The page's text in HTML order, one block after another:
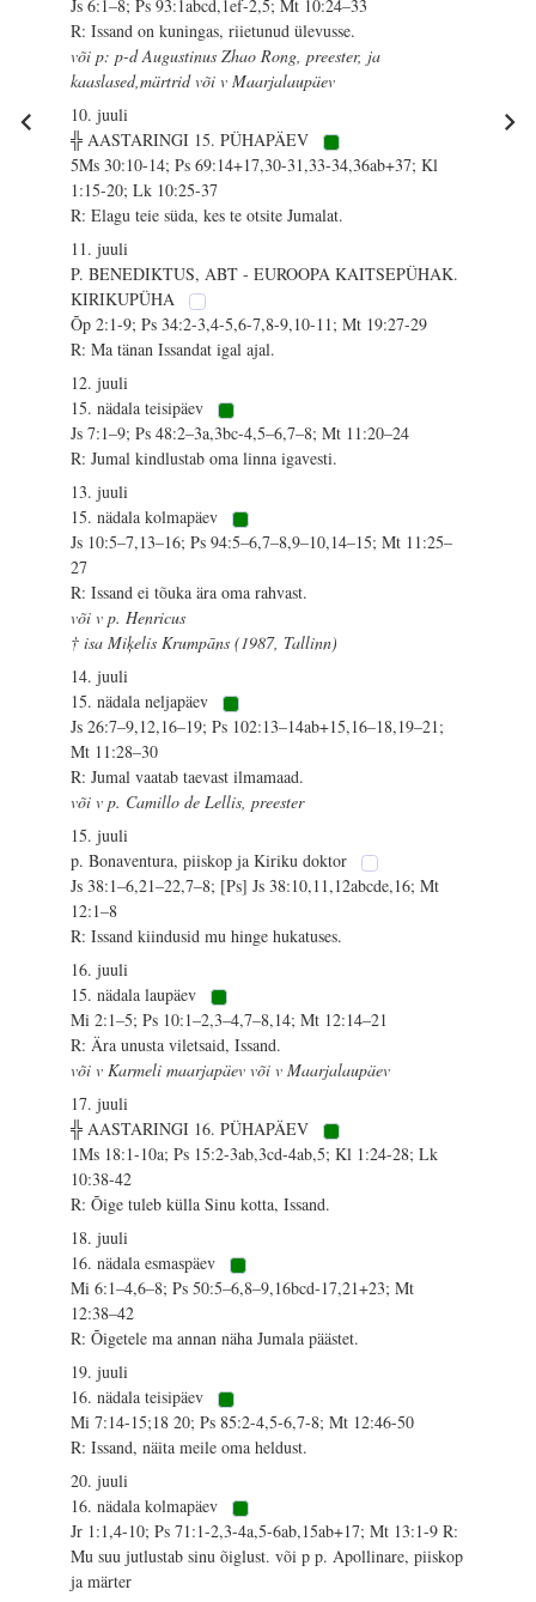
Js 6:1–8; Ps 93:1abcd,1ef-2,5; Mt 10:24–33
R: Issand on kuningas, riietunud ülevusse.
või p: p-d Augustinus Zhao Rong, preester, ja
kaaslased,märtrid või v Maarjalaupäev
10. juuli
╬ AASTARINGI 15. PÜHAPÄEV
5Ms 30:10-14; Ps 69:14+17,30-31,33-34,36ab+37; Kl
1:15-20; Lk 10:25-37
R: Elagu teie süda, kes te otsite Jumalat.
11. juuli
P. BENEDIKTUS, ABT - EUROOPA KAITSEPÜHAK.
KIRIKUPÜHA
Õp 2:1-9; Ps 34:2-3,4-5,6-7,8-9,10-11; Mt 19:27-29
R: Ma tänan Issandat igal ajal.
12. juuli
15. nädala teisipäev
Js 7:1–9; Ps 48:2–3a,3bc-4,5–6,7–8; Mt 11:20–24
R: Jumal kindlustab oma linna igavesti.
13. juuli
15. nädala kolmapäev
Js 10:5–7,13–16; Ps 94:5–6,7–8,9–10,14–15; Mt 11:25–
27
R: Issand ei tõuka ära oma rahvast.
või v p. Henricus
† isa Miķelis Krumpāns (1987, Tallinn)
14. juuli
15. nädala neljapäev
Js 26:7–9,12,16–19; Ps 102:13–14ab+15,16–18,19–21;
Mt 11:28–30
R: Jumal vaatab taevast ilmamaad.
või v p. Camillo de Lellis, preester
15. juuli
p. Bonaventura, piiskop ja Kiriku doktor
Js 38:1–6,21–22,7–8; [Ps] Js 38:10,11,12abcde,16; Mt
12:1–8
R: Issand kiindusid mu hinge hukatuses.
16. juuli
15. nädala laupäev
Mi 2:1–5; Ps 10:1–2,3–4,7–8,14; Mt 12:14–21
R: Ära unusta viletsaid, Issand.
või v Karmeli maarjapäev või v Maarjalaupäev
17. juuli
╬ AASTARINGI 16. PÜHAPÄEV
1Ms 18:1-10a; Ps 15:2-3ab,3cd-4ab,5; Kl 1:24-28; Lk
10:38-42
R: Õige tuleb külla Sinu kotta, Issand.
18. juuli
16. nädala esmaspäev
Mi 6:1–4,6–8; Ps 50:5–6,8–9,16bcd-17,21+23; Mt
12:38–42
R: Õigetele ma annan näha Jumala päästet.
19. juuli
16. nädala teisipäev
Mi 7:14-15;18 20; Ps 85:2-4,5-6,7-8; Mt 12:46-50
R: Issand, näita meile oma heldust.
20. juuli
16. nädala kolmapäev
Jr 1:1,4-10; Ps 71:1-2,3-4a,5-6ab,15ab+17; Mt 13:1-9 R:
Mu suu jutlustab sinu õiglust. või p p. Apollinare, piiskop
ja märter